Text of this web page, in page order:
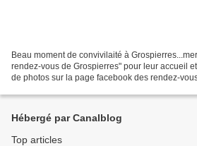
Beau moment de convivilaité à
rendez-vous de Grospierres" pour leur accueil
de photos sur la page facebook des rendez-
Hébergé par Canalblog
Top articles